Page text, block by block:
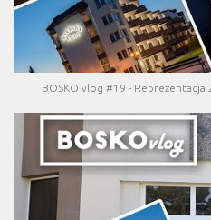
BOSKO vlog #19 -